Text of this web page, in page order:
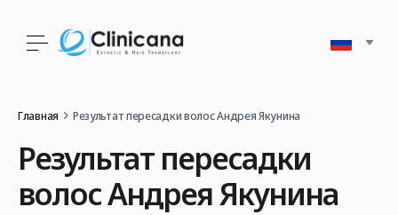
Главная Результат пересадки волос Андрея Якунина
Результат пересадки
волос Андрея Якунина